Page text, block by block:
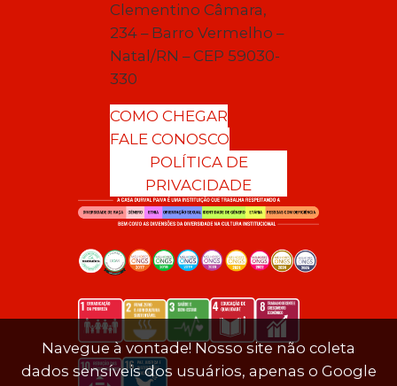
Clementino Câmara,
234 – Barro Vermelho –
Natal/RN – CEP 59030-
330
COMO CHEGAR
FALE CONOSCO
POLÍTICA DE
PRIVACIDADE
Navegue à vontade! Nosso site não coleta
dados sensíveis dos usuários, apenas o Google